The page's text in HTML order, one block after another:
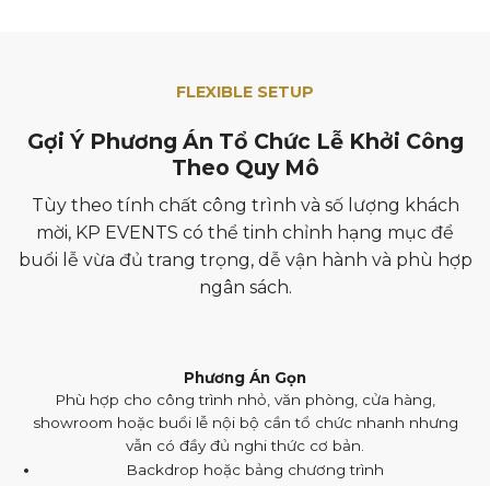
FLEXIBLE SETUP
Gợi Ý Phương Án Tổ Chức Lễ Khởi Công
Theo Quy Mô
Tùy theo tính chất công trình và số lượng khách
mời, KP EVENTS có thể tinh chỉnh hạng mục để
buổi lễ vừa đủ trang trọng, dễ vận hành và phù hợp
ngân sách.
Phương Án Gọn
Phù hợp cho công trình nhỏ, văn phòng, cửa hàng,
showroom hoặc buổi lễ nội bộ cần tổ chức nhanh nhưng
vẫn có đầy đủ nghi thức cơ bản.
Backdrop hoặc bảng chương trình